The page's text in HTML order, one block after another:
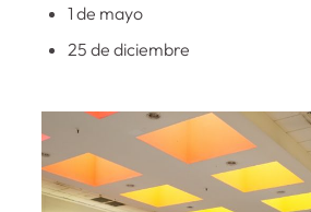
1 de mayo
25 de diciembre